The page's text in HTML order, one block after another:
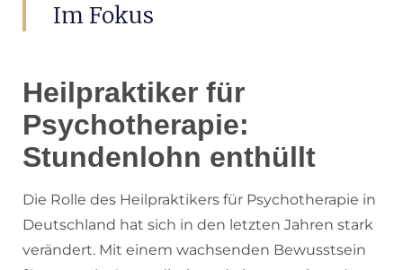
Im Fokus
Heilpraktiker für
Psychotherapie:
Stundenlohn enthüllt
Die Rolle des Heilpraktikers für Psychotherapie in
Deutschland hat sich in den letzten Jahren stark
verändert. Mit einem wachsenden Bewusstsein